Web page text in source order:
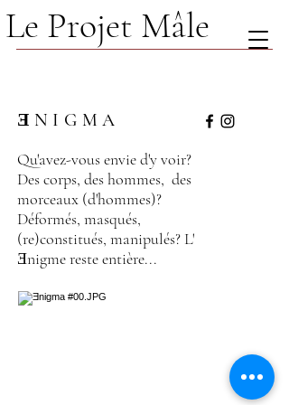
Le Projet Mâle
Ǝ N I G M A
Qu'avez-vous envie d'y voir?
Des corps, des hommes, des
morceaux (d'hommes)?
Déformés, masqués,
(re)constitués, manipulés? L'
Ǝnigme reste entière...